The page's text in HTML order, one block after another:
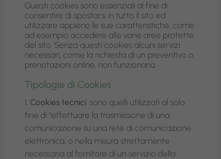
Questi cookies sono essenziali al fine di
consentire di spostarsi in tutto il sito ed
utilizzare appieno le sue caratteristiche, come
ad esempio accedere alle varie aree protette
del sito. Senza questi cookies alcuni servizi
necessari, come la richiesta di un preventivo o
prenotazioni online, non funzionano.
Tipologie di Cookies
Cookies tecnici: sono quelli utilizzati al solo
fine di “effettuare la trasmissione di una
comunicazione su una rete di comunicazione
elettronica, o nella misura strettamente
necessaria al fornitore di un servizio della